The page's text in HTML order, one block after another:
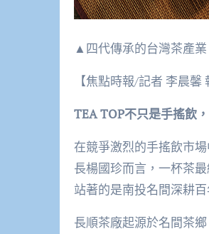
▲四代傳承的台灣茶產
【焦點時報/記者 李晨馨
TEA TOP不只是手搖飲，
在競爭激烈的手搖飲市
長楊國珍而言，一杯茶
站著的是南投名間深耕
長順茶廠起源於名間茶